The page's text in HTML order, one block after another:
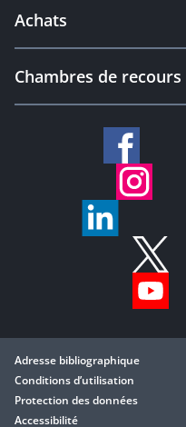
Achats
Chambres de recours
Adresse bibliographique
Conditions d’utilisation
Protection des données
Accessibilité